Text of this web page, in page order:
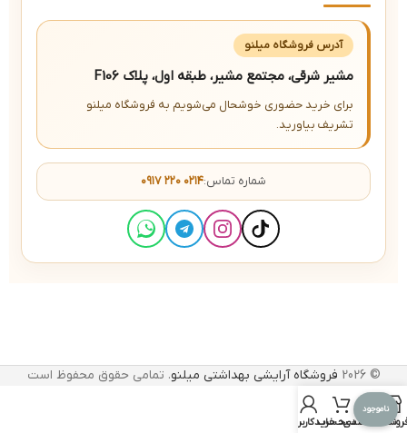
آدرس فروشگاه میلنو
مشیر شرقی، مجتمع مشیر، طبقه اول، پلاک F106
برای خرید حضوری خوشحال می‌شویم به فروشگاه میلنو
تشریف بیاورید.
شماره تماس:۰۹۱۷ ۲۲۰ ۰۲۱۴
© 2026 فروشگاه آرایشی بهداشتی میلنو. تمامی حقوق محفوظ است
علاقه مندیسبد خرید
حساب کاربری من
ناموجود